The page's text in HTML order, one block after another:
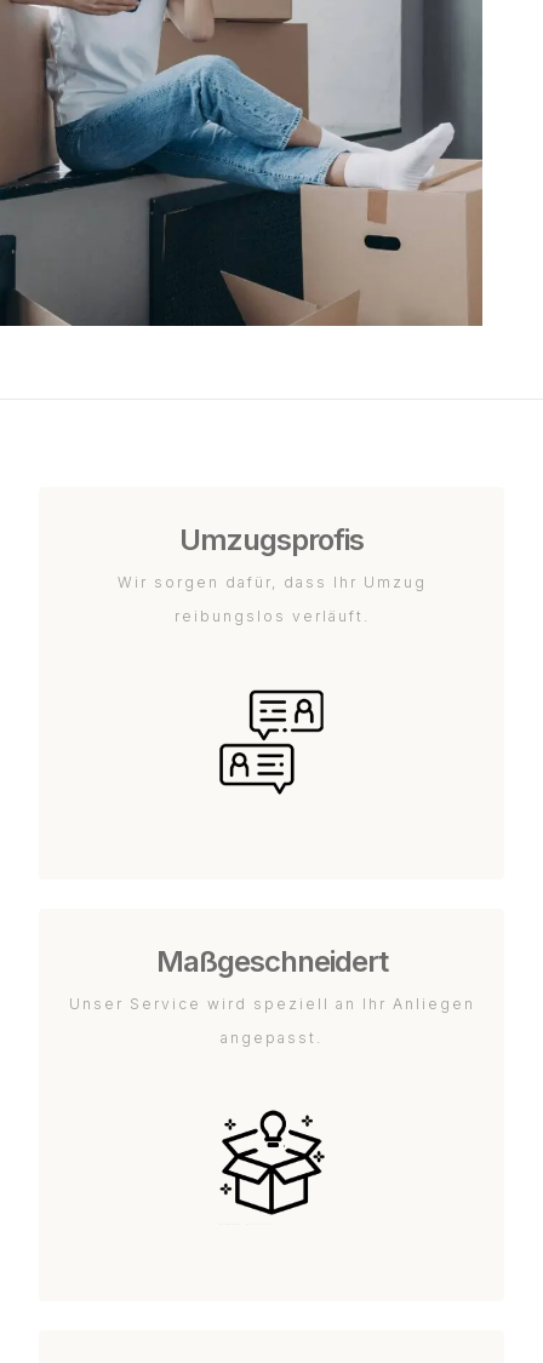
Umzugsprofis
Wir sorgen dafür, dass Ihr Umzug
reibungslos verläuft.
Maßgeschneidert
Unser Service wird speziell an Ihr Anliegen
angepasst.